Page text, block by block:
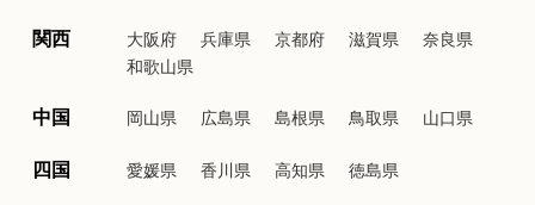
関西 大阪府 兵庫県 京都府 滋賀県
奈良県
和歌山県
中国 岡山県 広島県 島根県 鳥取県 山口県
四国 愛媛県 香川県 高知県 徳島県